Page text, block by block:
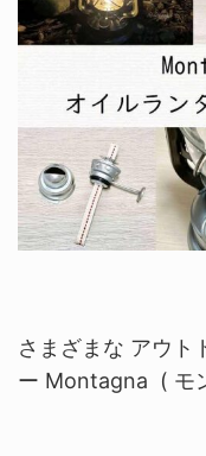
さまざまな アウト
ー Montagna ( モ